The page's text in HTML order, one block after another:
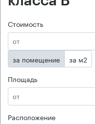
Стоимость
за помещение
за м2
Площадь
Расположение